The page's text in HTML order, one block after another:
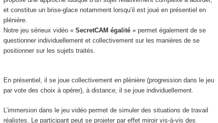
et constitue un brise-glace notamment lorsqu’il est joué en présentiel en
plénière.
Notre jeu sérieux vidéo « SecretCAM égalité» permet également de se
questionner individuellement et collectivement sur les manières de se
positionner sur les sujets traités.
En présentiel, il se joue collectivement en plénière (progression dans le jeu
par vote des choix à opérer), à distance, il se joue individuellement.
L’immersion dans le jeu vidéo permet de simuler des situations de travail
réalistes. Le participant peut se projeter par effet miroir vis-à-vis des